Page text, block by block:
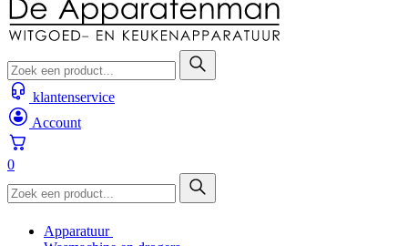
klantenservice
Account
0
Apparatuur